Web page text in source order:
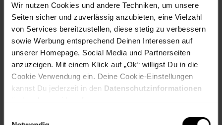
Wir nutzen Cookies und andere Techniken, um unsere
Seiten sicher und zuverlässig anzubieten, eine Vielzahl
von Services bereitzustellen, diese stetig zu verbessern
sowie Werbung entsprechend Deinen Interessen auf
unserer Homepage, Social Media und Partnerseiten
anzuzeigen. Mit einem Klick auf „Ok“ willigst Du in die
Cookie Verwendung ein. Deine Cookie-Einstellungen
kannst Du jederzeit in den Datenschutzinformationen
ändern bzw. widerrufen.
EAN: 4008789702791
Artikel gehört zur Kategorie:Spielzeug
Versandinformationen